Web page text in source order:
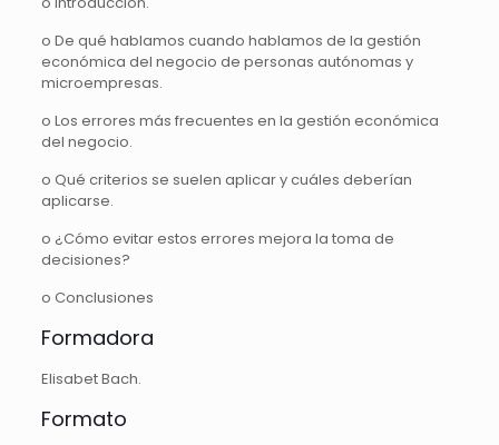
o De qué hablamos cuando hablamos de la gestión
económica del negocio de personas autónomas y
microempresas.
o Los errores más frecuentes en la gestión económica
del negocio.
o Qué criterios se suelen aplicar y cuáles deberían
aplicarse.
o ¿Cómo evitar estos errores mejora la toma de
decisiones?
o Conclusiones
Formadora
Elisabet Bach.
Formato